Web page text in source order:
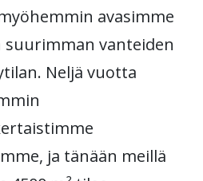
avasimme
suurimman vanteiden
Neljä vuotta
ja tänään meillä